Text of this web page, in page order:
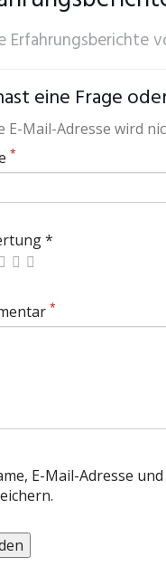
Erfahrungsberichte
eine Frage
E-Mail-Adresse wird
*
*
*
E-Mail-Adresse